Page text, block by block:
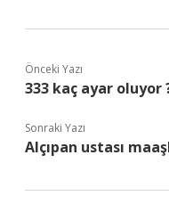
Önceki Yazı
333 kaç ayar oluyor
Sonraki Yazı
Alçıpan ustası